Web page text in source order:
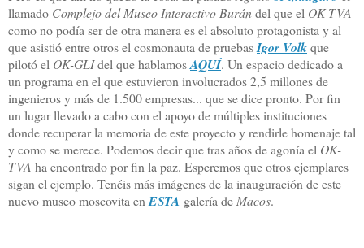
llamado Complejo del Museo Interactivo Burándel que el OK-TVA
como no podía ser de otra manera es el absoluto protagonista y al
que asistió entre otros el cosmonauta de pruebasIgor Volkque
pilotó el OK-GLIdel que hablamosAQUÍ. Un espacio dedicado a
un programa en el que estuvieron involucrados 2,5 millones de
ingenieros y más de 1.500 empresas... que se dice pronto. Por fin
un lugar llevado a cabo con el apoyo de múltiples instituciones
donde recuperar la memoria de este proyecto y rendirle homenaje tal
y como se merece. Podemos decir que tras años de agonía el OK-
TVA ha encontrado por fin la paz. Esperemos que otros ejemplares
sigan el ejemplo. Tenéis más imágenes de la inauguración de este
nuevo museo moscovita enESTA galería deMacos.